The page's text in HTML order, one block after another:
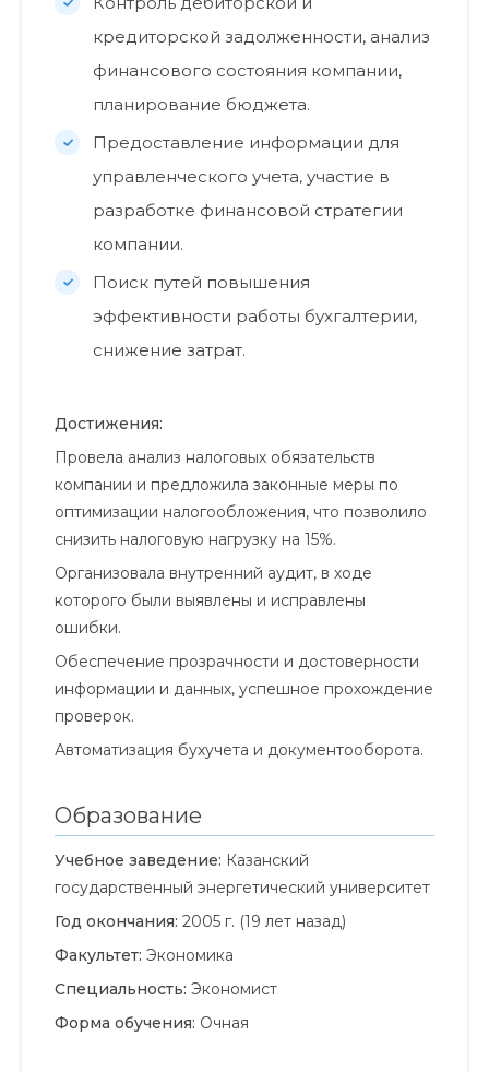
кредиторской задолженности, анализ
финансового состояния компании,
планирование бюджета.
Предоставление информации для
управленческого учета, участие в
разработке финансовой стратегии
компании.
Поиск путей повышения
эффективности работы бухгалтерии,
снижение затрат.
Достижения:
Провела анализ налоговых обязательств
компании и предложила законные меры по
оптимизации налогообложения, что позволило
снизить налоговую нагрузку на 15%.
Организовала внутренний аудит, в ходе
которого были выявлены и исправлены
ошибки.
Обеспечение прозрачности и достоверности
информации и данных, успешное прохождение
проверок.
Автоматизация бухучета и документооборота.
Образование
Учебное заведение: Казанский
государственный энергетический университет
Год окончания: 2005 г. (19 лет назад)
Факультет: Экономика
Специальность: Экономист
Форма обучения: Очная